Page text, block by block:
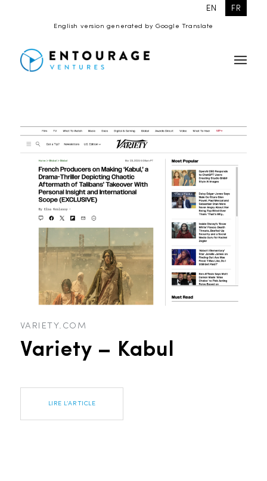
EN FR
English version generated by Google Translate
VARIETY.COM
Variety – Kabul
LIRE L’ARTICLE